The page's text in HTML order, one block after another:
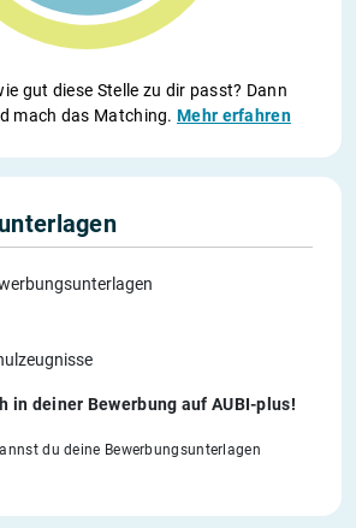
gut diese Stelle zu dir passt? Dann
mach das Matching.Mehr erfahren
in deiner Bewerbung auf AUBI-plus!
du deine Bewerbungsunterlagen